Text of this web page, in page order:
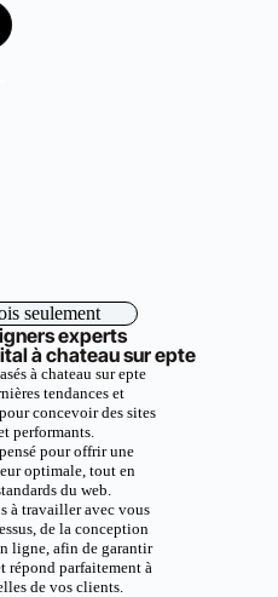
seulement
experts
à chateau sur epte
à chateau sur epte
tendances et
concevoir des sites
performants.
pour offrir une
optimale, tout en
du web.
à travailler avec vous
de la conception
ligne, afin de garantir
répond parfaitement à
de vos clients.